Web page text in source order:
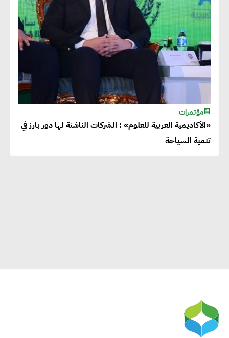
مؤتمرات
«الأكاديمية العربية للعلوم» : الشركات الناشئة لها دور بارز في
تنمية السياحة